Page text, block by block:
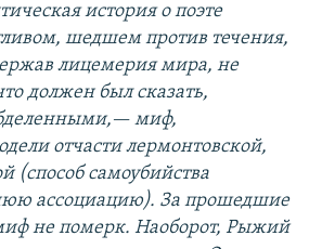
история о поэте
шедшем против течения,
лицемерия мира, не
должен был сказать,
миф,
отчасти лермонтовской,
(способ самоубийства
ассоциацию). За прошедшие
не померк. Наоборот, Рыжий